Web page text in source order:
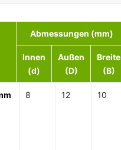
Abmessungen (mm)
Innen
(d)
Außen
(D)
Breite
(B)
8 12 10